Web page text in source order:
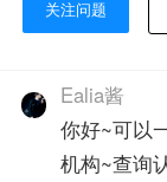
关注问题
Ealia酱
你好~可以
机构~查询